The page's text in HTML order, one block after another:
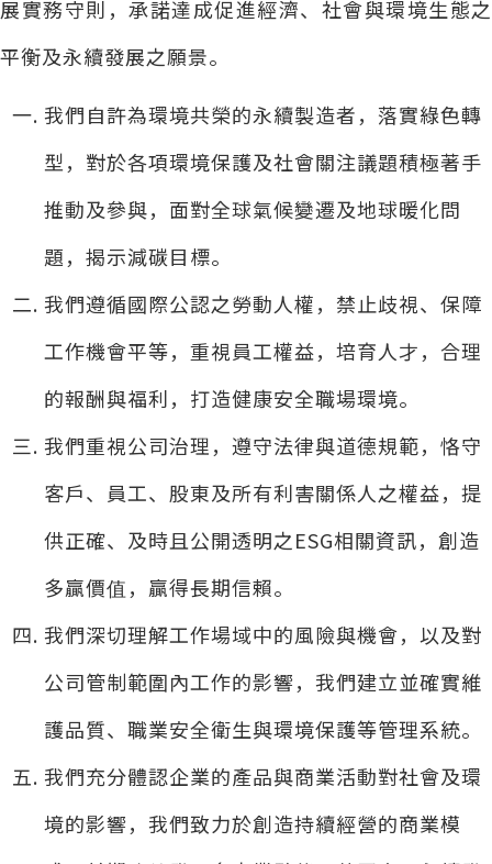
展實務守則，承諾達成促進經濟、社會與環境生態之
平衡及永續發展之願景。
我們自許為環境共榮的永續製造者，落實綠色轉
型，對於各項環境保護及社會關注議題積極著手
推動及參與，面對全球氣候變遷及地球暖化問
題，揭示減碳目標。
我們遵循國際公認之勞動人權，禁止歧視、保障
工作機會平等，重視員工權益，培育人才，合理
的報酬與福利，打造健康安全職場環境。
我們重視公司治理，遵守法律與道德規範，恪守
客戶、員工、股東及所有利害關係人之權益，提
供正確、及時且公開透明之ESG相關資訊，創造
多贏價值，贏得長期信賴。
我們深切理解工作場域中的風險與機會，以及對
公司管制範圍內工作的影響，我們建立並確實維
護品質、職業安全衛生與環境保護等管理系統。
我們充分體認企業的產品與商業活動對社會及環
境的影響，我們致力於創造持續經營的商業模